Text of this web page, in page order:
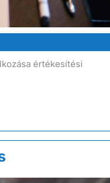
értékesítési